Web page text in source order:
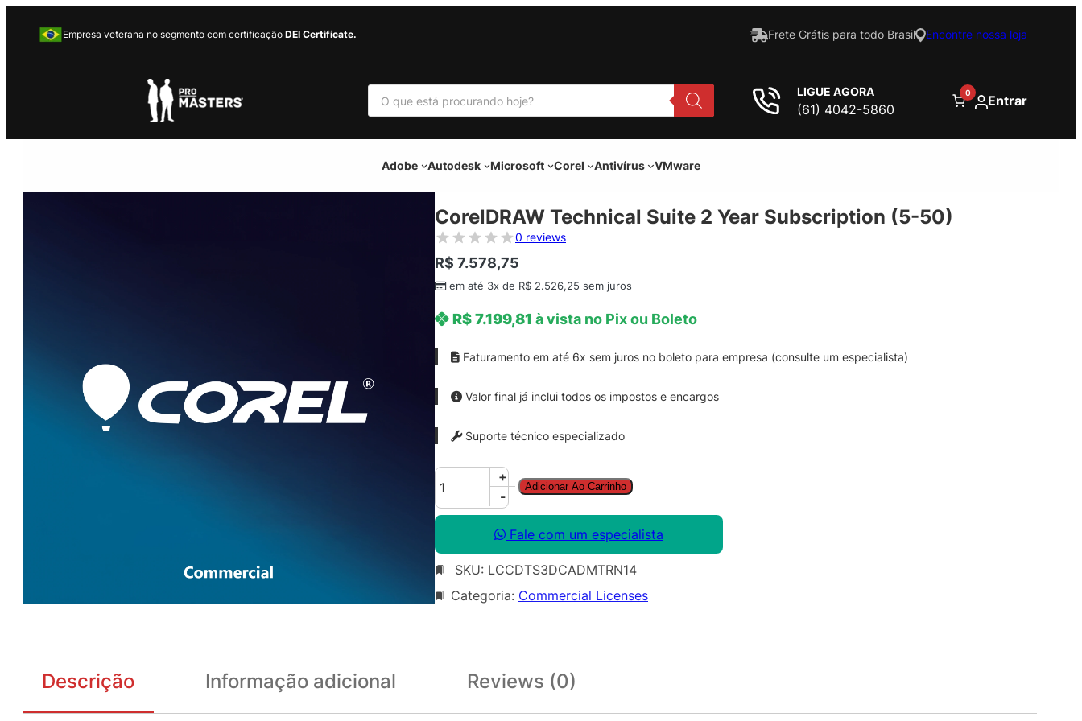
Empresa veterana no segmento com certificação DEI Certificate. Frete Grátis para todo Brasil Encontre nossa loja
P
s
u
r
LIGUE AGORA
(61) 4042-5860
0 Entrar
Adobe Autodesk Microsoft Corel Antivírus VMware
CorelDRAW Technical Suite 2 Year Subscription (5-50)
0 reviews
R$ 7.578,75
em até 3x de R$ 2.526,25 sem juros
R$7.199,81 à vista no Pix ou Boleto
Faturamento em até 6x sem juros no boleto para empresa (consulte um especialista)
Valor final já inclui todos os impostos e encargos
Suporte técnico especializado
C
r
l
D
R
+
-
Adicionar Ao Carrinho
Fale com um especialista
SKU: LCCDTS3DCADMTRN14
Categoria: Commercial Licenses
Descrição Informação adicional Reviews (0)